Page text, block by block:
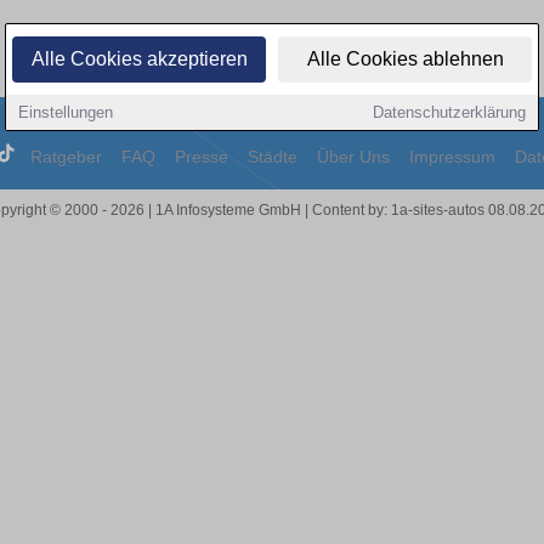
Alle Cookies akzeptieren Alle Cookies ablehnen
Einstellungen Datenschutzerklärung
Ratgeber FAQ Presse Städte Über Uns Impressum
© 2000 - 2026 | 1A Infosysteme GmbH | Content by: 1a-sites-autos